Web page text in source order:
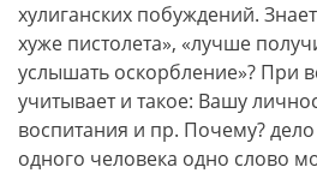
хулиганских побуждений.
хуже пистолета», «лучше
услышать оскорбление»? При
учитывает и такое: Вашу
воспитания и пр. Почему?
одного человека одно слово